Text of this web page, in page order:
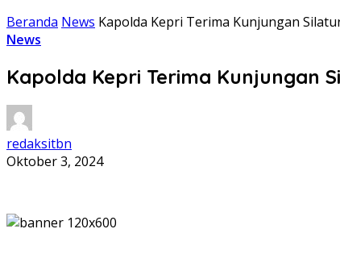
Beranda News Kapolda Kepri Terima Kunjungan
News
Kapolda Kepri Terima Kunjungan
redaksitbn
Oktober 3, 2024